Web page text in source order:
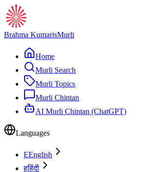
Brahma KumarisMurli
Home
Murli Search
Murli Topics
Murli Chintan
AI Murli Chintan (ChatGPT)
Languages
EEnglish
हहिंदी